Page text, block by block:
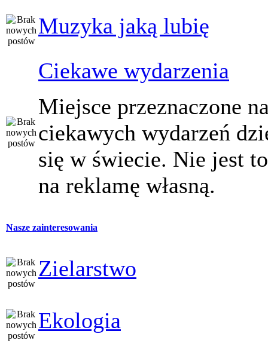
Muzyka jaką lubię
Ciekawe wydarzenia
Miejsce przeznaczone
ciekawych wydarzeń
się w świecie. Nie jest
na reklamę własną.
Nasze zainteresowania
Zielarstwo
Ekologia